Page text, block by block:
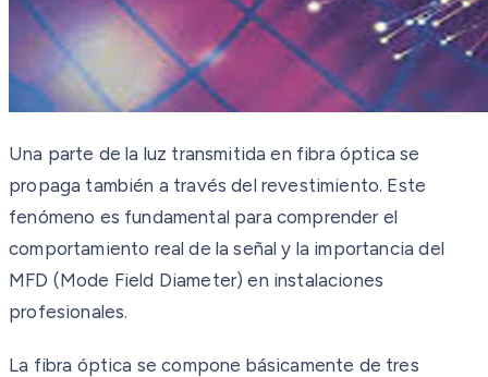
Una parte de la luz transmitida en fibra óptica se
propaga también a través del revestimiento. Este
fenómeno es fundamental para comprender el
comportamiento real de la señal y la importancia del
MFD (Mode Field Diameter) en instalaciones
profesionales.
La fibra óptica se compone básicamente de tres